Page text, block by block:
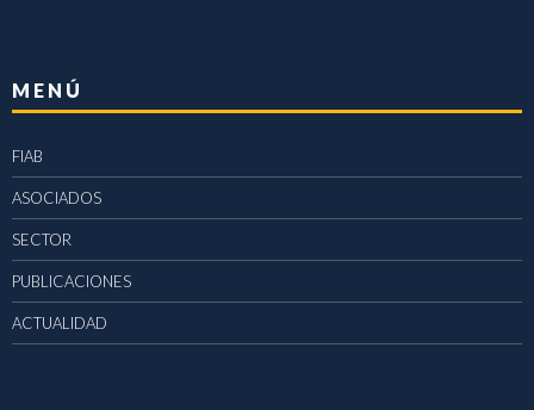
MENÚ
FIAB
ASOCIADOS
SECTOR
PUBLICACIONES
ACTUALIDAD